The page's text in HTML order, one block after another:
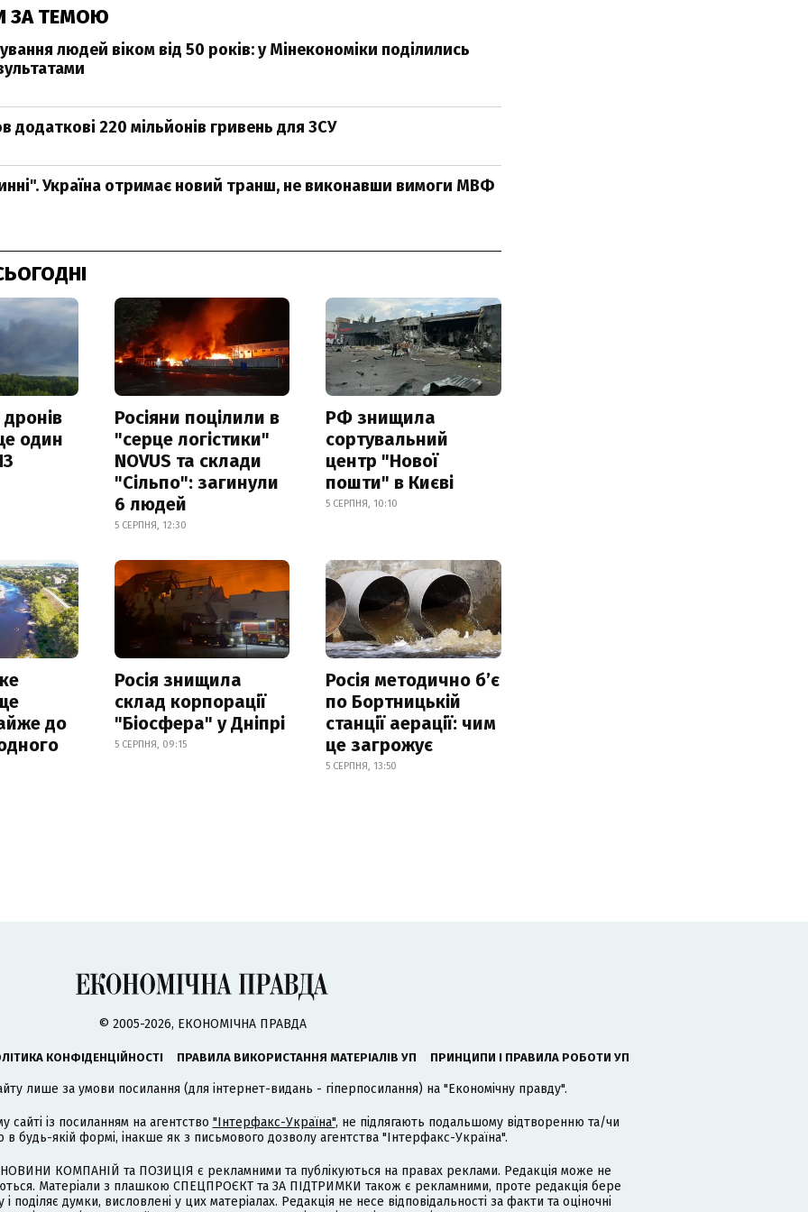
ЗА ТЕМОЮ
людей віком від 50 років: у Мінекономіки поділились
додаткові 220 мільйонів гривень для ЗСУ
Україна отримає новий транш, не виконавши вимоги МВФ
один
Росіяни поцілили в
"серце логістики"
NOVUS та склади
"Сільпо": загинули
6 людей
5 СЕРПНЯ, 12:30
РФ знищила
сортувальний
центр "Нової
пошти" в Києві
5 СЕРПНЯ, 10:10
до
Росія знищила
склад корпорації
"Біосфера" у Дніпрі
5 СЕРПНЯ, 09:15
Росія методично б’є
по Бортницькій
станції аерації: чим
це загрожує
5 СЕРПНЯ, 13:50
© 2005-2026, ЕКОНОМІЧНА ПРАВДА
КОНФІДЕНЦІЙНОСТІ ПРАВИЛА ВИКОРИСТАННЯ МАТЕРІАЛІВ УП ПРИНЦИПИ І ПРАВИЛА РОБОТИ УП
лише за умови посилання (для інтернет-видань - гіперпосилання) на "Економічну правду".
сайті із посиланням на агентство "Інтерфакс-Україна", не підлягають подальшому відтворенню та/чи
будь-якій формі, інакше як з письмового дозволу агентства "Інтерфакс-Україна".
НОВИНИ КОМПАНІЙ та ПОЗИЦІЯ є рекламними та публікуються на правах реклами. Редакція може не
Матеріали з плашкою СПЕЦПРОЄКТ та ЗА ПІДТРИМКИ також є рекламними, проте редакція бере
поділяє думки, висловлені у цих матеріалах. Редакція не несе відповідальності за факти та оціночні